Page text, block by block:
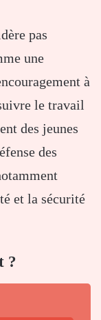
pas
une
à
le travail
des jeunes
des
et la sécurité
?